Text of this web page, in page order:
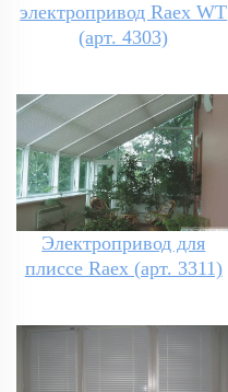
электропривод Raex WT
(арт. 4303)
Электропривод для
плиссе Raex (арт. 3311)